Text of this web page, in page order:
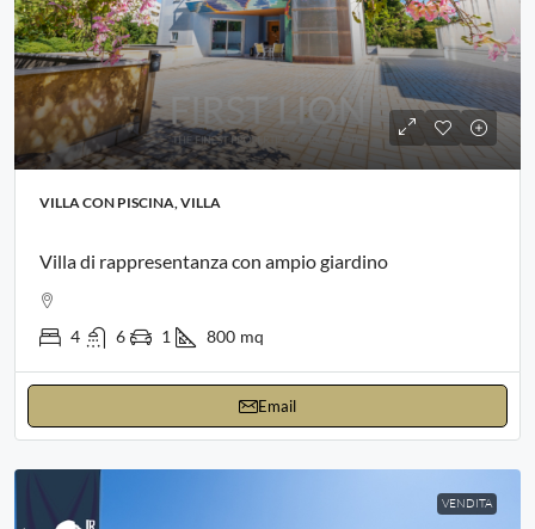
VILLA CON PISCINA, VILLA
Villa di rappresentanza con ampio giardino
4 6 1 800 mq
Email
VENDITA